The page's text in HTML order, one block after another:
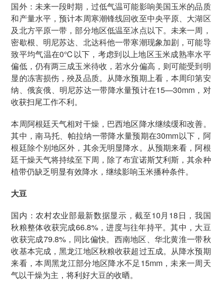
国外：未来一段时期，过低气温可能影响美国玉米的品质
和产量水平，预计本周寒潮锋线回收至中央平原、大湖区
及北方平原一带，部分地区低温至冰点以下。未来一周，
密歇根、明尼苏达、北达科他一带寒潮现象加剧，可能导
致平均气温在0℃以下，考虑到以上地区玉米成熟率水平
偏低，仍有两三成玉米待收，若水分偏高，则可能受到明
显的冻害损伤，殃及品质。从降水预期上看，本周印第安
纳、俄亥俄、明尼苏达一带降水量预计在15—30mm，对
收获扫尾工作不利。
本周阿根廷天气相对干燥，巴西地区降水继续缓和改善。
其中，南马托、帕拉纳一带降水量预期在30mm以下，阿
根廷除个别地区外，其余无明显降水。从预期来看，阿根
廷干燥天气将持续至下周，除了布宜诺斯艾利斯，其余种
植带仍缺乏明显有效降水，继续影响玉米播种条件。
大豆
国内：农村农业部最新数据显示，截至10月18日，我国
秋粮整体收获完成66.8%，进度与往年持平。其中，大豆
收获完成79.8%，同比偏快。西南地区、华北黄淮一带秋
收基本完成，黑龙江地区秋粮收获超过五成。从降水预期
来看，本周黑龙江部分地区降水不足15mm，未来一周天
气以干燥为主，将利好大豆的收晒。